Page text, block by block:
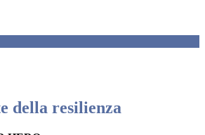
della resilienza